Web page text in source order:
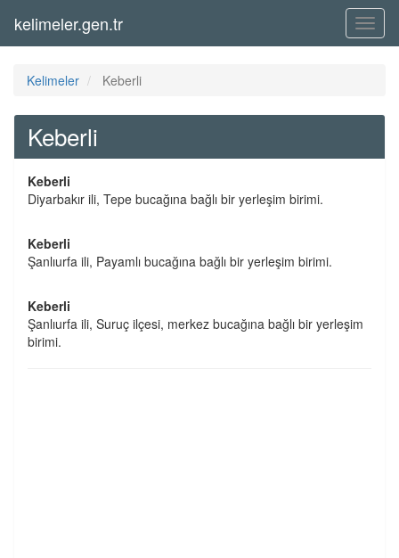
Menü
kelimeler.gen.tr
Kelimeler Keberli
Keberli
Keberli
Diyarbakır ili, Tepe bucağına bağlı bir yerleşim birimi.
Keberli
Şanlıurfa ili, Payamlı bucağına bağlı bir yerleşim birimi.
Keberli
Şanlıurfa ili, Suruç ilçesi, merkez bucağına bağlı bir yerleşim
birimi.